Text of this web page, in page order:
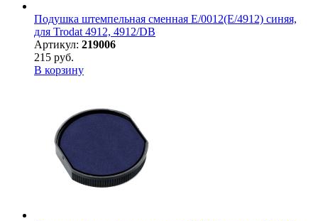
Подушка штемпельная сменная E/0012(E/4912) синяя,
для Trodat 4912, 4912/DB
Артикул: 219006
215 руб.
В корзину